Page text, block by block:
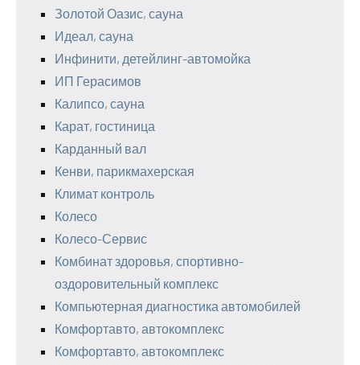
Золотой Оазис, сауна
Идеал, сауна
Инфинити, детейлинг-автомойка
ИП Герасимов
Калипсо, сауна
Карат, гостиница
Карданный вал
Кенви, парикмахерская
Климат контроль
Колесо
Колесо-Сервис
Комбинат здоровья, спортивно-
оздоровительный комплекс
Компьютерная диагностика автомобилей
Комфортавто, автокомплекс
Комфортавто, автокомплекс